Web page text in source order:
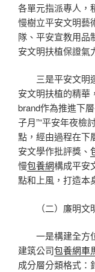
各單元指派專人，
慢樹立平安文明藝
隊、平安宣教用品
安文明扶植保證氣
三是平安文明
安文明扶植的精華
brand作為推進下
子月”“平安年夜檢
點，經由過程在下
安文學作批評獎、
慢包養網構成平安
點和上風，打造本
（二）廉明
一是構建全方
建筑公司包養網車
成分層分類格式：